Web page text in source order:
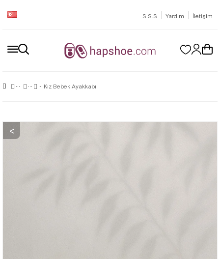
S.S.S | Yardım | İletişim
Kız Bebek Ayakkabı